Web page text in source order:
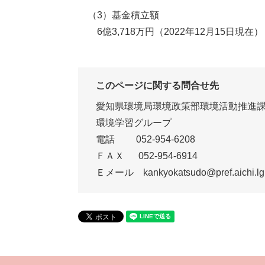
（3）基金積立額
6億3,718万円（2022年12月15日現在）
このページに関する問合せ先
愛知県環境局環境政策部環境活動推進
環境学習グループ
電話 052-954-6208
ＦＡＸ 052-954-6914
Ｅメール